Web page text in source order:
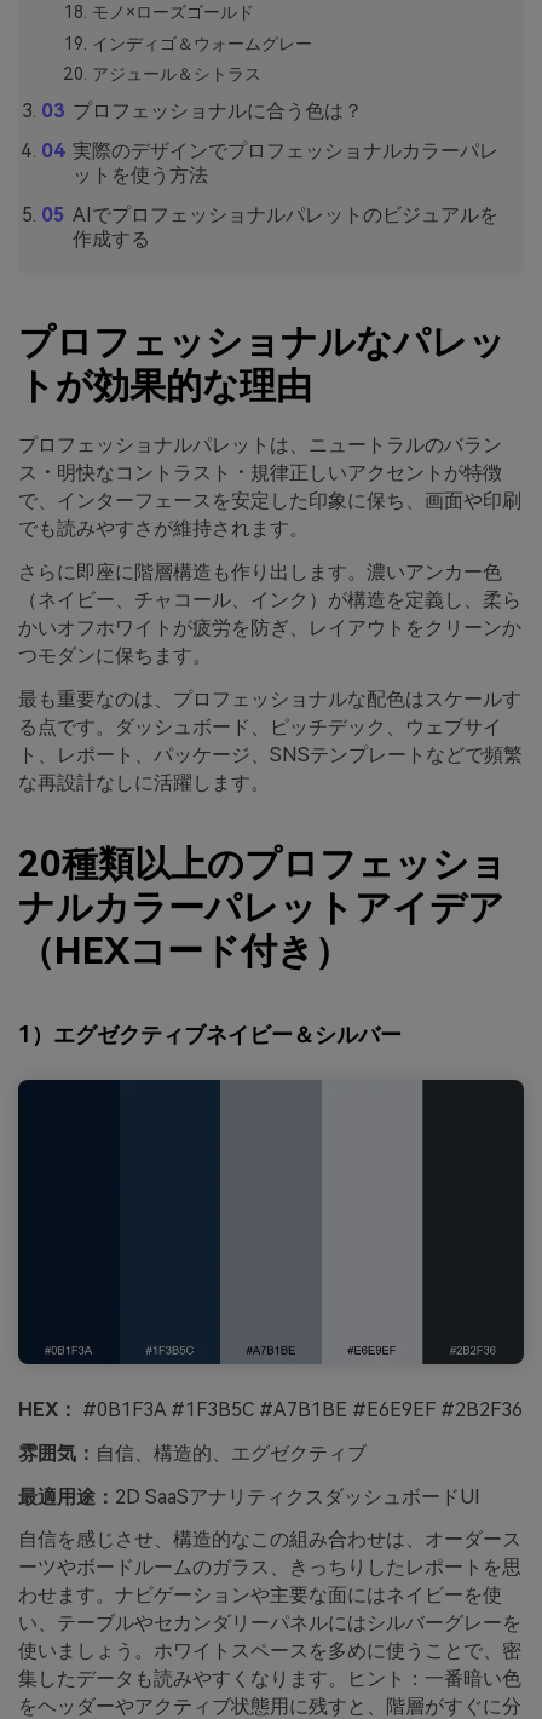
モノ×ローズゴールド
インディゴ＆ウォームグレー
アジュール＆シトラス
プロフェッショナルに合う色は？
実際のデザインでプロフェッショナルカラーパレ
ットを使う方法
AIでプロフェッショナルパレットのビジュアルを
作成する
プロフェッショナルなパレッ
トが効果的な理由
プロフェッショナルパレットは、ニュートラルのバラン
ス・明快なコントラスト・規律正しいアクセントが特徴
で、インターフェースを安定した印象に保ち、画面や印刷
でも読みやすさが維持されます。
さらに即座に階層構造も作り出します。濃いアンカー色
（ネイビー、チャコール、インク）が構造を定義し、柔ら
かいオフホワイトが疲労を防ぎ、レイアウトをクリーンか
つモダンに保ちます。
最も重要なのは、プロフェッショナルな配色はスケールす
る点です。ダッシュボード、ピッチデック、ウェブサイ
ト、レポート、パッケージ、SNSテンプレートなどで頻繁
な再設計なしに活躍します。
20種類以上のプロフェッショ
ナルカラーパレットアイデア
（HEXコード付き）
1）エグゼクティブネイビー＆シルバー
HEX： #0B1F3A #1F3B5C #A7B1BE #E6E9EF #2B2F36
雰囲気： 自信、構造的、エグゼクティブ
最適用途： 2D SaaSアナリティクスダッシュボードUI
自信を感じさせ、構造的なこの組み合わせは、オーダース
ーツやボードルームのガラス、きっちりしたレポートを思
わせます。ナビゲーションや主要な面にはネイビーを使
い、テーブルやセカンダリーパネルにはシルバーグレーを
使いましょう。ホワイトスペースを多めに使うことで、密
集したデータも読みやすくなります。ヒント：一番暗い色
をヘッダーやアクティブ状態用に残すと、階層がすぐに分